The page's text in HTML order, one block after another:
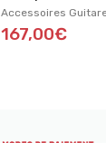
Accessoires
167,00€